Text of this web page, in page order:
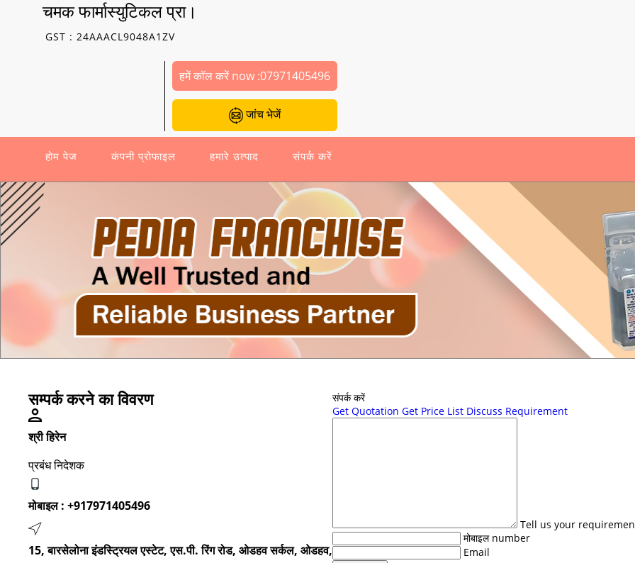
चमक फार्मास्युटिकल प्रा।
GST : 24AAACL9048A1ZV
हमें कॉल करें now :07971405496
जांच भेजें
होम पेज कंपनी प्रोफाइल हमारे उत्पाद संपर्क करें
सम्पर्क करने का विवरण
श्री हिरेन
प्रबंध निदेशक
मोबाइल : +917971405496
15, बारसेलोना इंडस्ट्रियल एस्टेट, एस.पी. रिंग रोड, ओडहव सर्कल, ओडहव,
संपर्क करें
Get Quotation Get Price List Discuss Requirement
Tell us your
मोबाइल number
Email